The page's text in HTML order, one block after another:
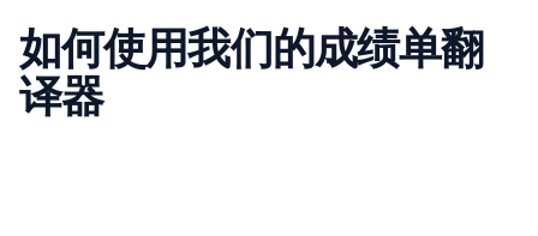
如何使用我们的成绩单翻
译器